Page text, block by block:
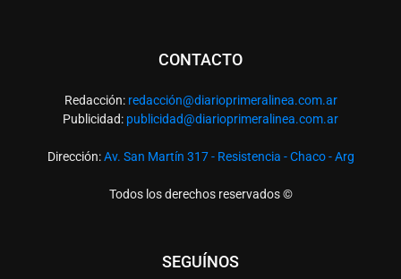
CONTACTO
Redacción: redacción@diarioprimeralinea.com.ar
Publicidad: publicidad@diarioprimeralinea.com.ar
Dirección:Av. San Martín 317 - Resistencia - Chaco - Arg
Todos los derechos reservados ©
SEGUÍNOS